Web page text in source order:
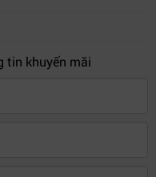
tin khuyến mãi